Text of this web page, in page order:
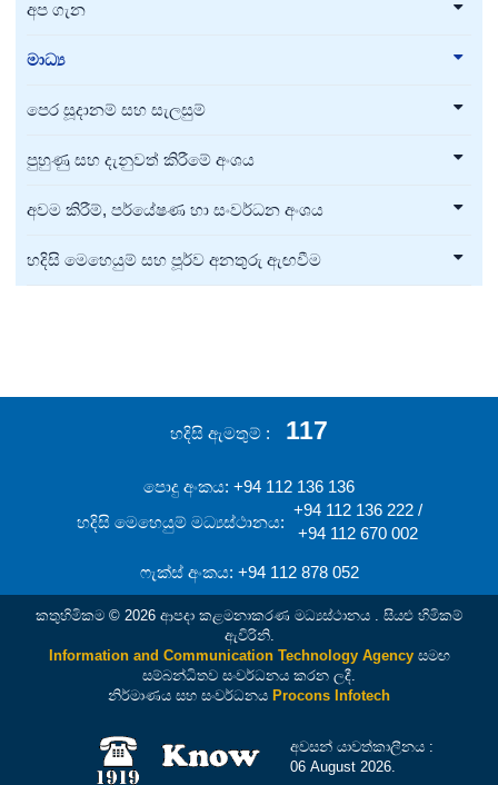
අප ගැන
මාධ්‍ය
පෙර සූදානම් සහ සැලසුම්
පුහුණු සහ දැනුවත් කිරීමේ අංශය
අවම කිරීම්, පර්යේෂණ හා සංවර්ධන අංශය
හදිසි මෙහෙයුම් සහ පූර්ව අනතුරු ඇඟවීම
හදිසි ඇමතුම් 117
පොදු අංකය: +94 112 136 136
හදිසි මෙහෙයුම් මධ්‍යස්ථානය:
+94 112 136 222 /
+94 112 670 002
ෆැක්ස් අංකය: +94 112 878 052
කතුහිමිකම © 2026 ආපදා කළමනාකරණ මධ්‍යස්ථානය . සියළු හිමිකම්
ඇවිරිනි.
Information and Communication Technology Agencyසමඟ
සම්බන්ධිතව සංවර්ධනය කරන ලදී.
නිර්මාණය සහ සංවර්ධනය Procons Infotech
අවසන් යාවත්කාලීනය :
06 August 2026.